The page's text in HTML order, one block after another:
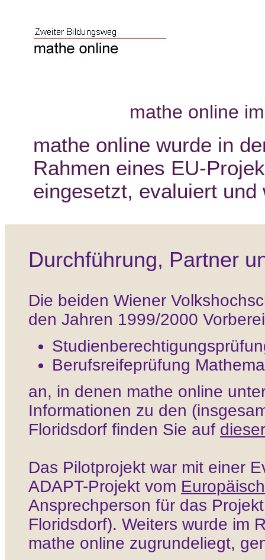
mathe online
mathe online wurde in
Rahmen eines EU-
eingesetzt, evaluiert
Durchführung, Partner
Die beiden Wiener
den Jahren 1999/2000
Berufsreifeprüfung
an, in denen mathe online
Informationen zu den
Floridsdorf finden Sie auf
Das Pilotprojekt war mit einer
ADAPT-Projekt vom
Ansprechperson für das
Floridsdorf). Weiters wurde im
mathe online zugrundeliegt,